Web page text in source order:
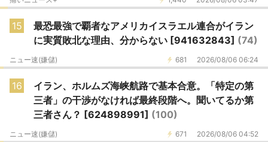
15
最恐最強で覇者なアメリカイスラエル連合がイラン
に実質敗北な理由、分からない [941632843] (74)
681 2026/08/06 06:24
ニュー速(嫌儲)
16
イラン、ホルムズ海峡航路で基本合意。「特定の第
三者」の干渉がなけ​れば最終段​階へ。聞いてるか第
三者さん？ [624898991] (100)
671 2026/08/06 04:52
ニュー速(嫌儲)